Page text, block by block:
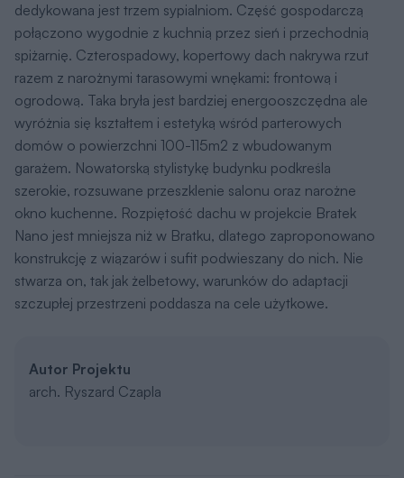
dedykowana jest trzem sypialniom. Część gospodarczą
połączono wygodnie z kuchnią przez sień i przechodnią
spiżarnię. Czterospadowy, kopertowy dach nakrywa rzut
razem z narożnymi tarasowymi wnękami: frontową i
ogrodową. Taka bryła jest bardziej energooszczędna ale
wyróżnia się kształtem i estetyką wśród parterowych
domów o powierzchni 100-115m2 z wbudowanym
garażem. Nowatorską stylistykę budynku podkreśla
szerokie, rozsuwane przeszklenie salonu oraz narożne
okno kuchenne. Rozpiętość dachu w projekcie Bratek
Nano jest mniejsza niż w Bratku, dlatego zaproponowano
konstrukcję z wiązarów i sufit podwieszany do nich. Nie
stwarza on, tak jak żelbetowy, warunków do adaptacji
szczupłej przestrzeni poddasza na cele użytkowe.
Autor Projektu
arch. Ryszard Czapla